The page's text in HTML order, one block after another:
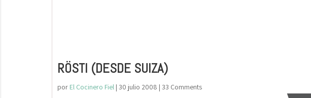
RÖSTI (DESDE SUIZA)
por El Cocinero Fiel| 30 julio 2008 | 33 Comments